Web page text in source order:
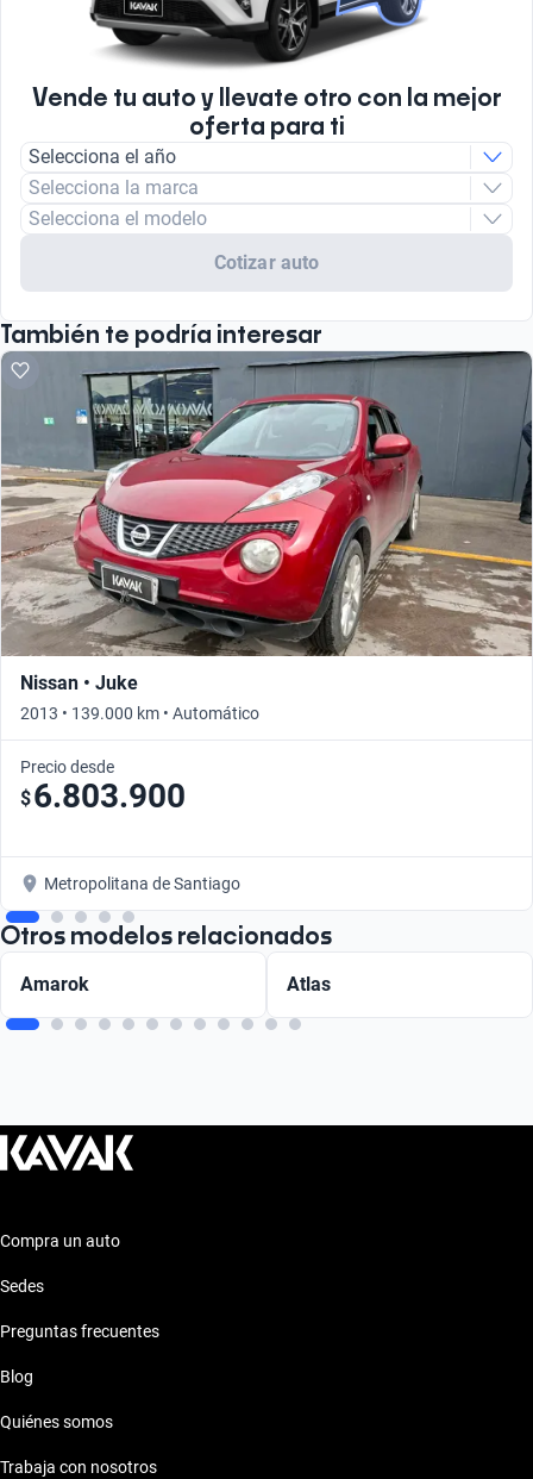
Vende tu auto y llevate otro con la mejor
oferta para ti
Selecciona el año
Selecciona la marca
Selecciona el modelo
Cotizar auto
También te podría interesar
Nissan • Juke
2013 • 139.000 km • Automático
Precio desde
$6.803.900
Metropolitana de Santiago
Otros modelos relacionados
Amarok Atlas
Compra un auto
Sedes
Preguntas frecuentes
Blog
Quiénes somos
Trabaja con nosotros